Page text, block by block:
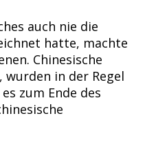
auch nie die
hatte, machte
Chinesische
wurden in der Regel
zum Ende des